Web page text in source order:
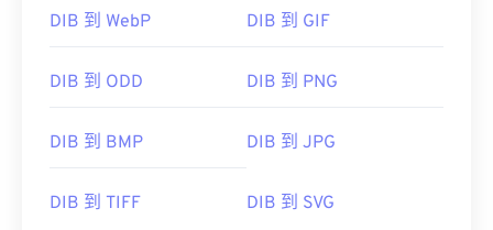
DIB 到 WebP DIB 到 GIF
DIB 到 ODD DIB 到 PNG
DIB 到 BMP DIB 到 JPG
DIB 到 TIFF DIB 到 SVG